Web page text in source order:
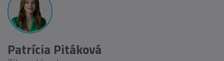
Patrícia Pitáková